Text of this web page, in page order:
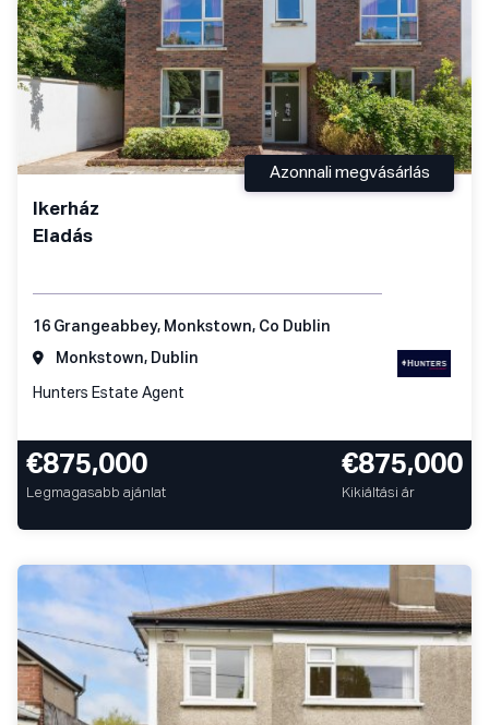
Ikerház
Eladás
Azonnali megvásárlás
16 Grangeabbey, Monkstown, Co Dublin
Monkstown, Dublin
Hunters Estate Agent
€875,000
Legmagasabb ajánlat
€875,000
Kikiáltási ár